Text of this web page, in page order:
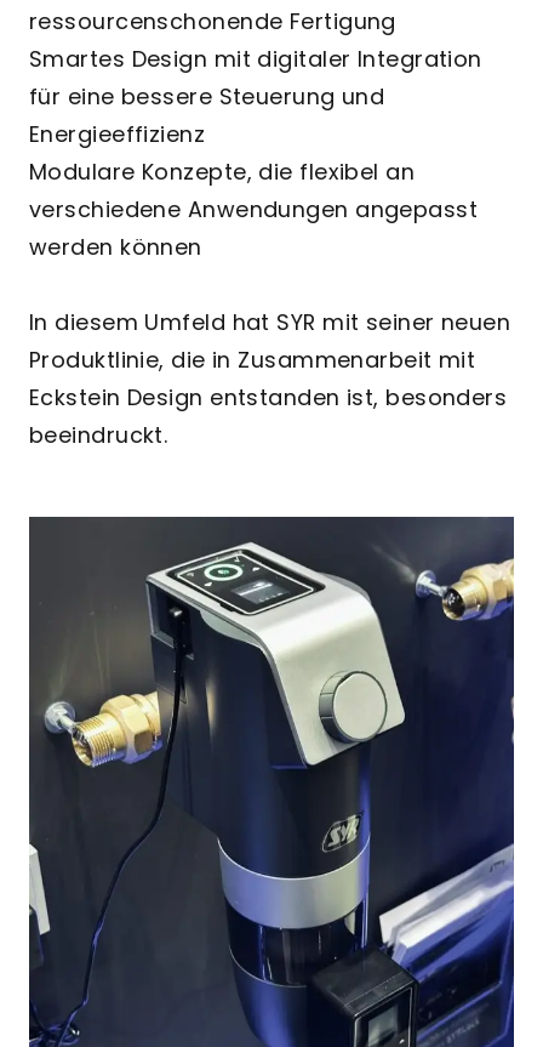
ressourcenschonende Fertigung
Smartes Design mit digitaler Integration
für eine bessere Steuerung und
Energieeffizienz
Modulare Konzepte, die flexibel an
verschiedene Anwendungen angepasst
werden können
In diesem Umfeld hat SYR mit seiner neuen
Produktlinie, die in Zusammenarbeit mit
Eckstein Design entstanden ist, besonders
beeindruckt.